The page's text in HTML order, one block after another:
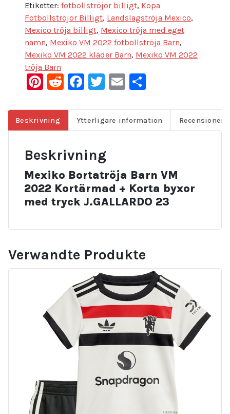
Etiketter: fotbollströjor billigt, Köpa
Fotbollströjor Billigt, Landslagströja Mexico,
Mexico tröja billigt, Mexico tröja med eget
namn, Mexiko VM 2022 fotbollströja Barn,
Mexiko VM 2022 kläder Barn, Mexiko VM 2022
tröja Barn
Pinterest
Reddit
Facebook
Twitter
Email
Beskrivning Ytterligare information Recensioner
Beskrivning
Mexiko Bortatröja Barn VM
2022 Kortärmad + Korta byxor
med tryck J.GALLARDO 23
Verwandte Produkte